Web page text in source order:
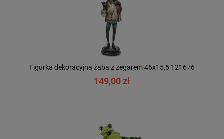
Figurka dekoracyjna żaba z zegarem 46x15,5 121676
149,00 zł